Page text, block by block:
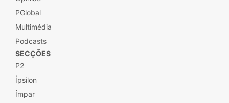
PGlobal
Multimédia
Podcasts
SECÇÕES
P2
Ípsilon
Ímpar